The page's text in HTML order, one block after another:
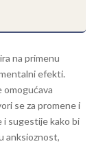
na primenu
efekti.
se za promene i
sugestije kako bi
anksioznost,